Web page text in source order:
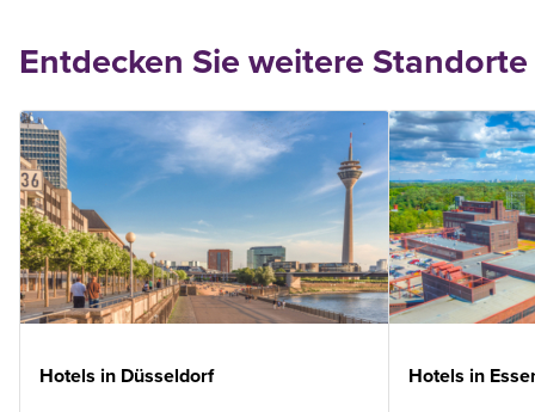
Entdecken Sie weitere Standorte
Hotels in Düsseldorf Hotels in